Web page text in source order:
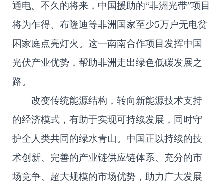
通电。不久的将来，中国援助的“非洲光带”项目
将为乍得、布隆迪等非洲国家至少5万户无电贫
困家庭点亮灯火。这一南南合作项目发挥中国
光伏产业优势，帮助非洲走出绿色低碳发展之
路。
改变传统能源结构，转向新能源技术支持
的经济模式，有助于实现可持续发展，同时守
护全人类共同的绿水青山。中国正以持续的技
术创新、完善的产业链供应链体系、充分的市
场竞争、超大规模的市场优势，助力广大发展